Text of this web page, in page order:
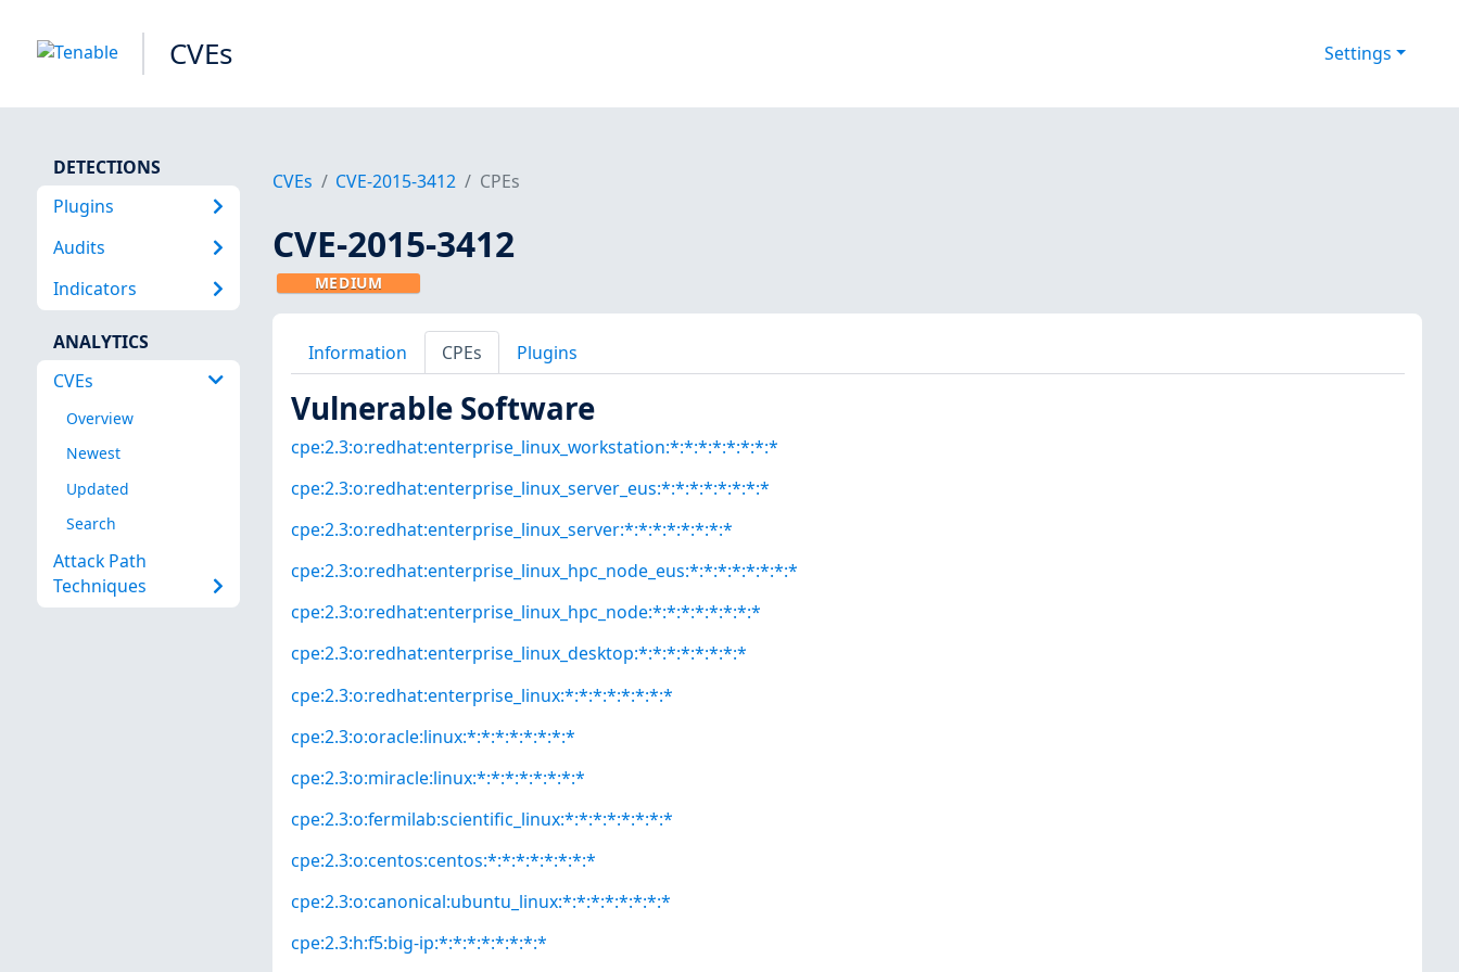
CVEs Settings
DETECTIONS
Plugins
Audits
Indicators
ANALYTICS
CVEs
Overview
Newest
Updated
Search
Attack Path
Techniques
CVEs CVE-2015-3412 CPEs
CVE-2015-3412
MEDIUM
Information CPEs Plugins
Vulnerable Software
cpe:2.3:o:redhat:enterprise_linux_workstation:*:*:*:*:*:*:*:*
cpe:2.3:o:redhat:enterprise_linux_server_eus:*:*:*:*:*:*:*:*
cpe:2.3:o:redhat:enterprise_linux_server:*:*:*:*:*:*:*:*
cpe:2.3:o:redhat:enterprise_linux_hpc_node_eus:*:*:*:*:*:*:*:*
cpe:2.3:o:redhat:enterprise_linux_hpc_node:*:*:*:*:*:*:*:*
cpe:2.3:o:redhat:enterprise_linux_desktop:*:*:*:*:*:*:*:*
cpe:2.3:o:redhat:enterprise_linux:*:*:*:*:*:*:*:*
cpe:2.3:o:oracle:linux:*:*:*:*:*:*:*:*
cpe:2.3:o:miracle:linux:*:*:*:*:*:*:*:*
cpe:2.3:o:fermilab:scientific_linux:*:*:*:*:*:*:*:*
cpe:2.3:o:centos:centos:*:*:*:*:*:*:*:*
cpe:2.3:o:canonical:ubuntu_linux:*:*:*:*:*:*:*:*
cpe:2.3:h:f5:big-ip:*:*:*:*:*:*:*:*